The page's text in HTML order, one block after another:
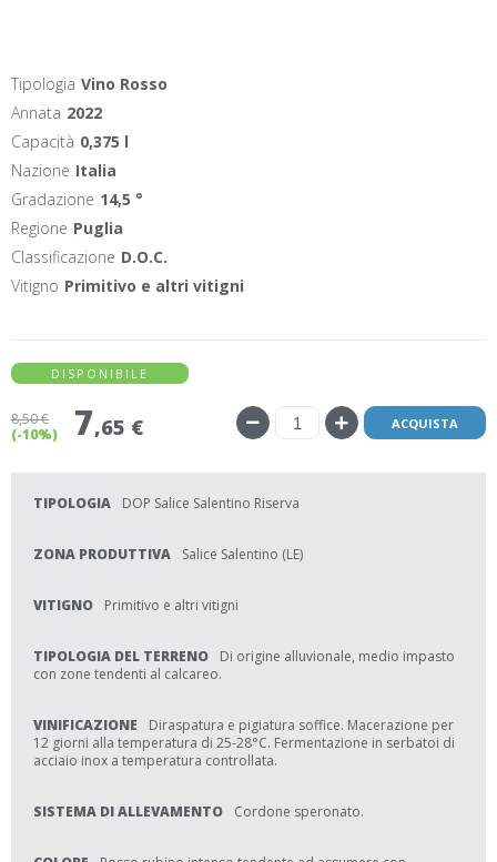
Tipologia Vino Rosso
Annata 2022
Capacità 0,375 l
Nazione Italia
Gradazione 14,5 °
Regione Puglia
Classificazione D.O.C.
Vitigno Primitivo e altri vitigni
DISPONIBILE
8,50 €
(-10%)
7,65 € ACQUISTA
TIPOLOGIA DOP Salice Salentino Riserva
ZONA PRODUTTIVA Salice Salentino (LE)
VITIGNO Primitivo e altri vitigni
TIPOLOGIA DEL TERRENO
Di origine alluvionale, medio impasto
con zone tendenti al calcareo.
VINIFICAZIONE
Diraspatura e pigiatura soffice. Macerazione per
12 giorni alla temperatura di 25-28°C. Fermentazione in serbatoi di
acciaio inox a temperatura controllata.
SISTEMA DI ALLEVAMENTO Cordone speronato.